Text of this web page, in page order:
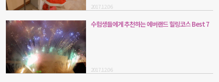
2017.12.06
수험생들에게 추천하는 에버랜드 힐링코스 Best 7
2017.12.06